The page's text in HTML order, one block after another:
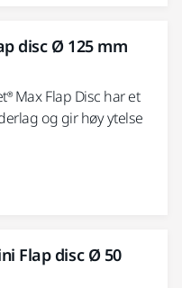
disc Ø 125 mm
Max Flap Disc har et
og gir høy ytelse
Flap disc Ø 50